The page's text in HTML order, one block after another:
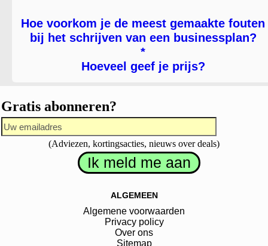
Hoe voorkom je de meest gemaakte fouten
bij het schrijven van een businessplan?
*
Hoeveel geef je prijs?
Gratis abonneren?
(Adviezen, kortingsacties, nieuws over deals)
ALGEMEEN
Algemene voorwaarden
Privacy policy
Over ons
Sitemap